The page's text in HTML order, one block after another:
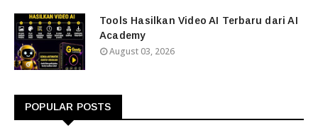
Tools Hasilkan Video AI Terbaru dari AI
Academy
August 03, 2026
POPULAR POSTS